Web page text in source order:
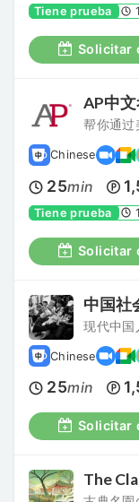
Tiene prueba
Solicitar
AP中
帮你通过
Chinese
25min
Tiene prueba
Solicitar
中国社
现代中国
Chinese
25min
Solicitar
The